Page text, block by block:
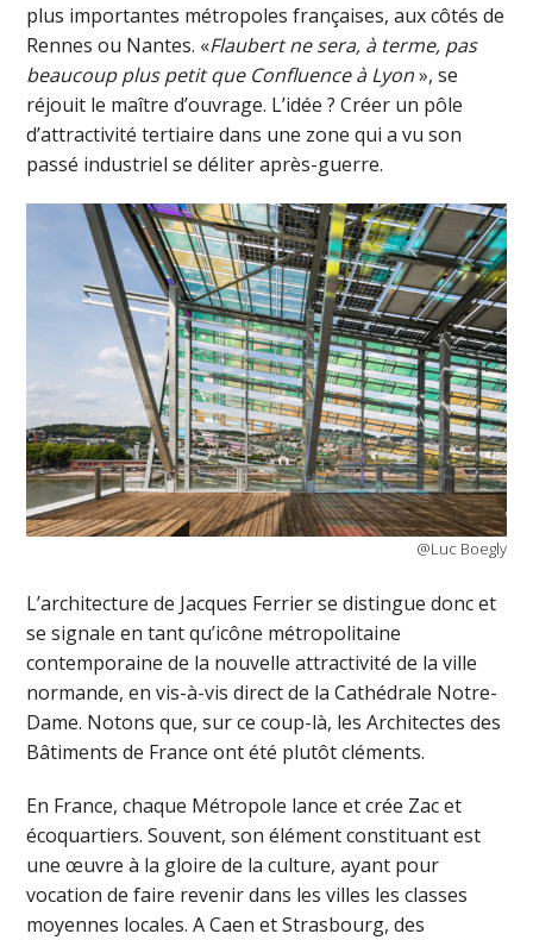
plus importantes métropoles françaises, aux côtés de
Rennes ou Nantes. «Flaubert ne sera, à terme, pas
beaucoup plus petit que Confluence à Lyon», se
réjouit le maître d’ouvrage. L’idée ? Créer un pôle
d’attractivité tertiaire dans une zone qui a vu son
passé industriel se déliter après-guerre.
@Luc Boegly
L’architecture de Jacques Ferrier se distingue donc et
se signale en tant qu’icône métropolitaine
contemporaine de la nouvelle attractivité de la ville
normande, en vis-à-vis direct de la Cathédrale Notre-
Dame. Notons que, sur ce coup-là, les Architectes des
Bâtiments de France ont été plutôt cléments.
En France, chaque Métropole lance et crée Zac et
écoquartiers. Souvent, son élément constituant est
une œuvre à la gloire de la culture, ayant pour
vocation de faire revenir dans les villes les classes
moyennes locales. A Caen et Strasbourg, des